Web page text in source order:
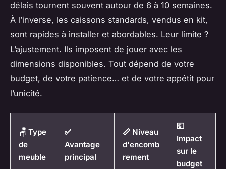
délais tournent souvent autour de 6 à 10 semaines.
À l’inverse, les caissons standards, vendus en kit,
sont rapides à installer et abordables. Leur limite ?
L’ajustement. Ils imposent de jouer avec les
dimensions disponibles. Tout dépend de votre
budget, de votre patience… et de votre appétit pour
l’unicité.
🪑 Type
de
meuble
✅
Avantage
principal
📏 Niveau
d'encomb
rement
💶
Impact
sur le
budget